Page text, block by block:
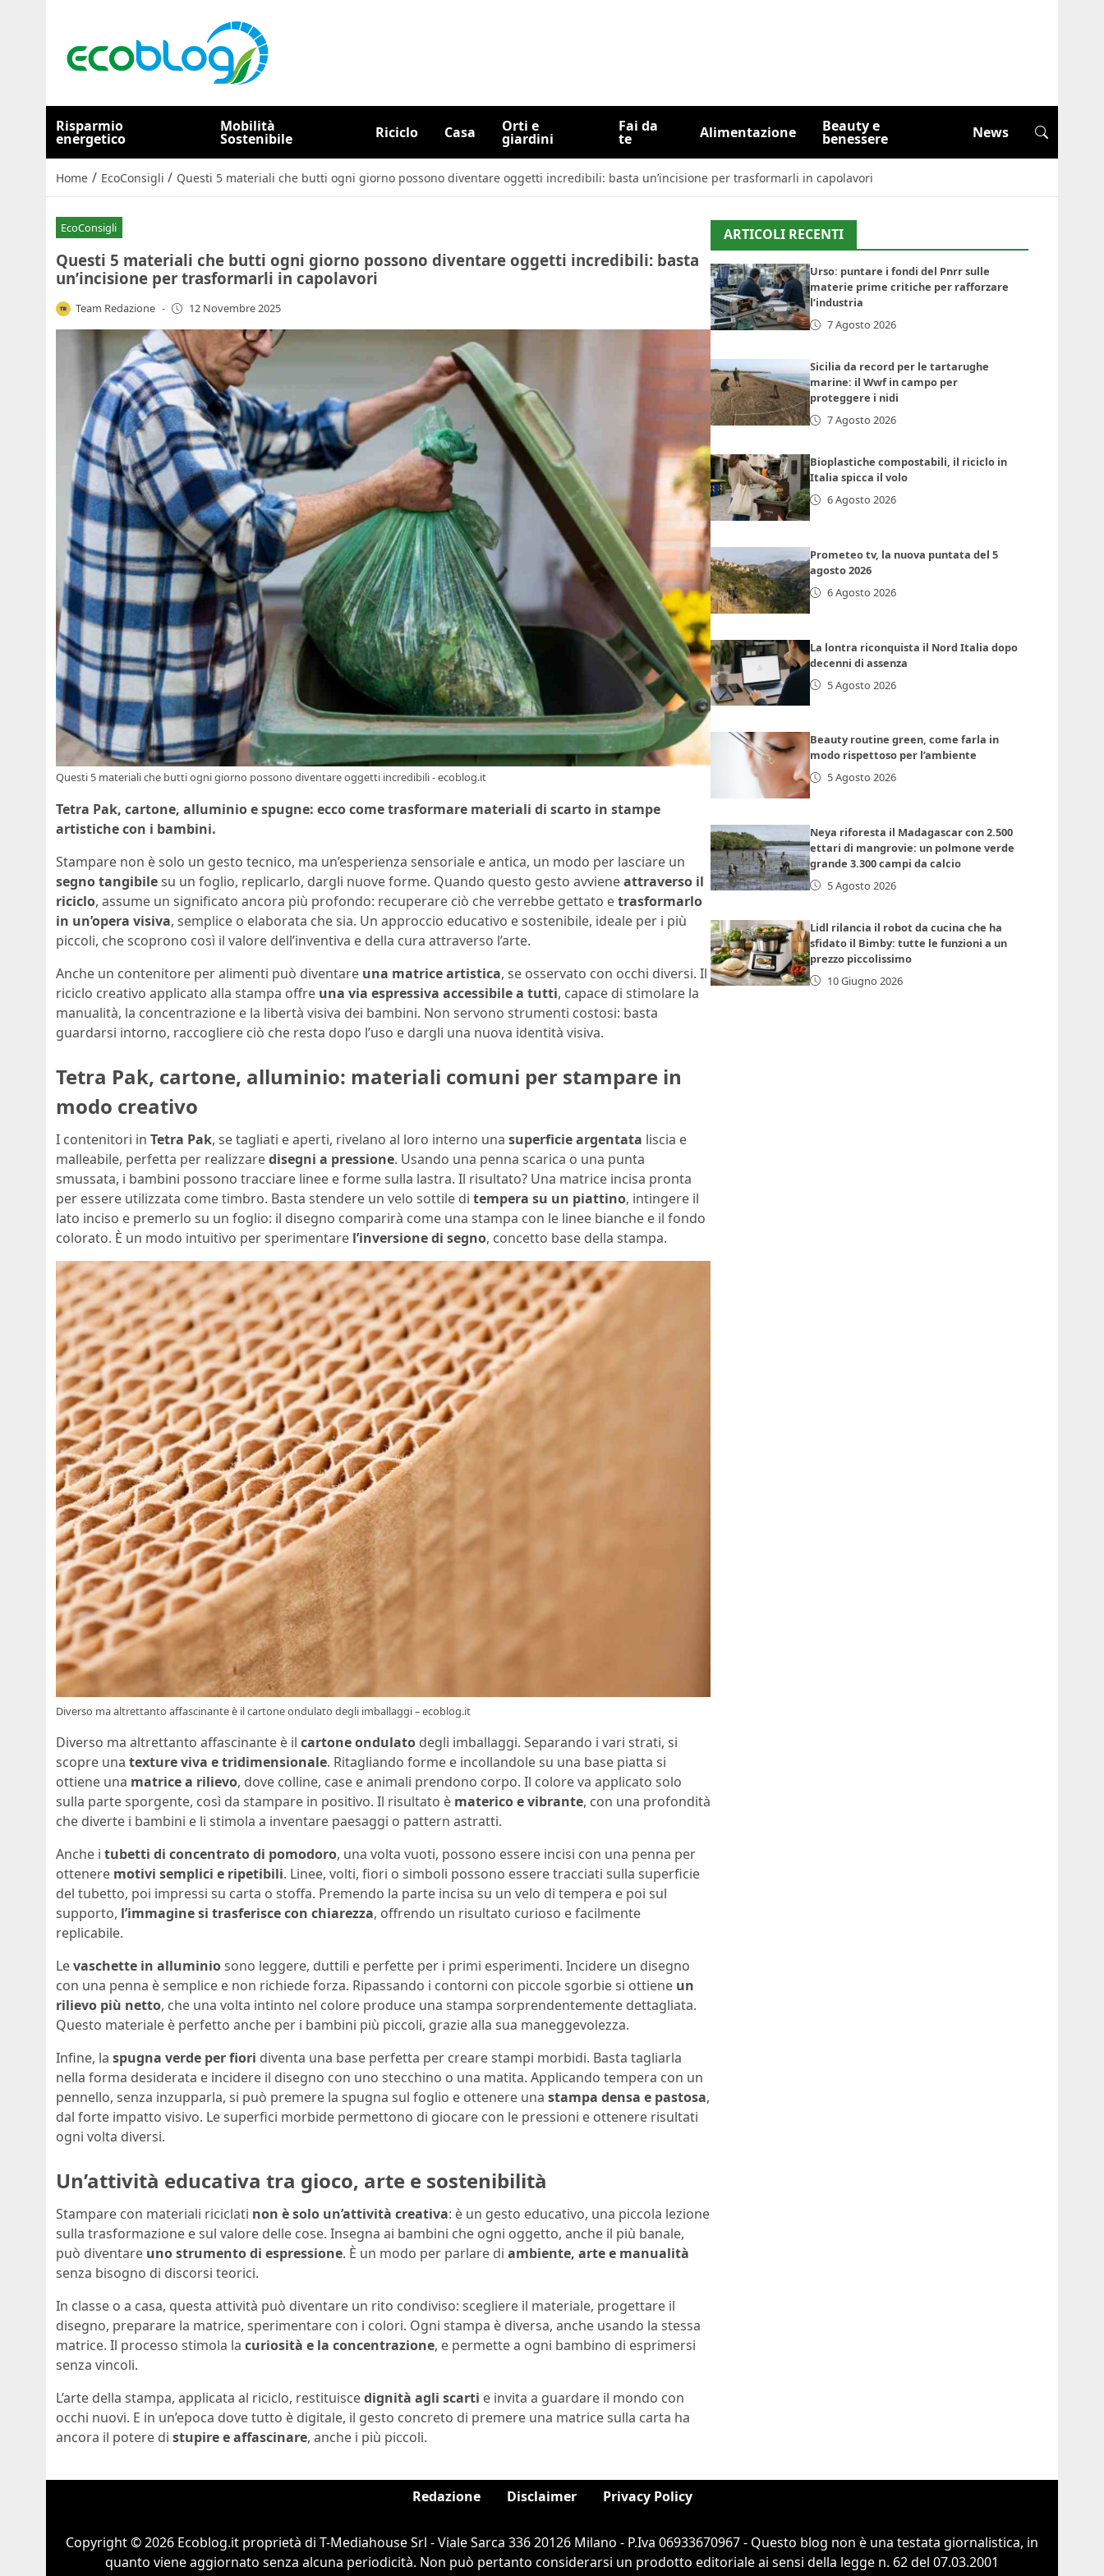
Risparmio
energetico
Mobilità
Sostenibile Riciclo Casa Orti e
giardini
Fai da
te Alimentazione Beauty e
benessere News
Home / EcoConsigli / Questi 5 materiali che butti ogni giorno possono diventare oggetti incredibili: basta un’incisione per trasformarli in capolavori
EcoConsigli
Questi 5 materiali che butti ogni giorno possono diventare oggetti incredibili: basta
un’incisione per trasformarli in capolavori
Team Redazione - 12 Novembre 2025
Questi 5 materiali che butti ogni giorno possono diventare oggetti incredibili - ecoblog.it
Tetra Pak, cartone, alluminio e spugne: ecco come trasformare materiali di scarto in stampe
artistiche con i bambini.
Stampare non è solo un gesto tecnico, ma un’esperienza sensoriale e antica, un modo per lasciare un
segno tangibilesu un foglio, replicarlo, dargli nuove forme. Quando questo gesto avvieneattraverso il
riciclo, assume un significato ancora più profondo: recuperare ciò che verrebbe gettato etrasformarlo
in un’opera visiva, semplice o elaborata che sia. Un approccio educativo e sostenibile, ideale per i più
piccoli, che scoprono così il valore dell’inventiva e della cura attraverso l’arte.
Anche un contenitore per alimenti può diventare una matrice artistica, se osservato con occhi diversi. Il
riciclo creativo applicato alla stampa offre una via espressiva accessibile a tutti, capace di stimolare la
manualità, la concentrazione e la libertà visiva dei bambini. Non servono strumenti costosi: basta
guardarsi intorno, raccogliere ciò che resta dopo l’uso e dargli una nuova identità visiva.
Tetra Pak, cartone, alluminio: materiali comuni per stampare in
modo creativo
I contenitori in Tetra Pak, se tagliati e aperti, rivelano al loro interno una superficie argentata liscia e
malleabile, perfetta per realizzaredisegni a pressione. Usando una penna scarica o una punta
smussata, i bambini possono tracciare linee e forme sulla lastra. Il risultato? Una matrice incisa pronta
per essere utilizzata come timbro. Basta stendere un velo sottile di tempera su un piattino, intingere il
lato inciso e premerlo su un foglio: il disegno comparirà come una stampa con le linee bianche e il fondo
colorato. È un modo intuitivo per sperimentare l’inversione di segno, concetto base della stampa.
Diverso ma altrettanto affascinante è il cartone ondulato degli imballaggi – ecoblog.it
Diverso ma altrettanto affascinante è il cartone ondulato degli imballaggi. Separando i vari strati, si
scopre una texture viva e tridimensionale. Ritagliando forme e incollandole su una base piatta si
ottiene una matrice a rilievo, dove colline, case e animali prendono corpo. Il colore va applicato solo
sulla parte sporgente, così da stampare in positivo. Il risultato è materico e vibrante, con una profondità
che diverte i bambini e li stimola a inventare paesaggi o pattern astratti.
Anche i tubetti di concentrato di pomodoro, una volta vuoti, possono essere incisi con una penna per
ottenere motivi semplici e ripetibili. Linee, volti, fiori o simboli possono essere tracciati sulla superficie
del tubetto, poi impressi su carta o stoffa. Premendo la parte incisa su un velo di tempera e poi sul
supporto, l’immagine si trasferisce con chiarezza, offrendo un risultato curioso e facilmente
replicabile.
Levaschette in alluminiosono leggere, duttili e perfette per i primi esperimenti. Incidere un disegno
con una penna è semplice e non richiede forza. Ripassando i contorni con piccole sgorbie si ottiene un
rilievo più netto, che una volta intinto nel colore produce una stampa sorprendentemente dettagliata.
Questo materiale è perfetto anche per i bambini più piccoli, grazie alla sua maneggevolezza.
Infine, la spugna verde per fiori diventa una base perfetta per creare stampi morbidi. Basta tagliarla
nella forma desiderata e incidere il disegno con uno stecchino o una matita. Applicando tempera con un
pennello, senza inzupparla, si può premere la spugna sul foglio e ottenere una stampa densa e pastosa,
dal forte impatto visivo. Le superfici morbide permettono di giocare con le pressioni e ottenere risultati
ogni volta diversi.
Un’attività educativa tra gioco, arte e sostenibilità
Stampare con materiali riciclati non è solo un’attività creativa: è un gesto educativo, una piccola lezione
sulla trasformazione e sul valore delle cose. Insegna ai bambini che ogni oggetto, anche il più banale,
può diventare uno strumento di espressione. È un modo per parlare di ambiente, arte e manualità
senza bisogno di discorsi teorici.
In classe o a casa, questa attività può diventare un rito condiviso: scegliere il materiale, progettare il
disegno, preparare la matrice, sperimentare con i colori. Ogni stampa è diversa, anche usando la stessa
matrice. Il processo stimola la curiosità e la concentrazione, e permette a ogni bambino di esprimersi
senza vincoli.
L’arte della stampa, applicata al riciclo, restituiscedignità agli scarti e invita a guardare il mondo con
occhi nuovi. E in un’epoca dove tutto è digitale, il gesto concreto di premere una matrice sulla carta ha
ancora il potere di stupire e affascinare, anche i più piccoli.
ARTICOLI RECENTI
Urso: puntare i fondi del Pnrr sulle
materie prime critiche per rafforzare
l’industria
7 Agosto 2026
Sicilia da record per le tartarughe
marine: il Wwf in campo per
proteggere i nidi
7 Agosto 2026
Bioplastiche compostabili, il riciclo in
Italia spicca il volo
6 Agosto 2026
Prometeo tv, la nuova puntata del 5
agosto 2026
6 Agosto 2026
La lontra riconquista il Nord Italia dopo
decenni di assenza
5 Agosto 2026
Beauty routine green, come farla in
modo rispettoso per l’ambiente
5 Agosto 2026
Neya riforesta il Madagascar con 2.500
ettari di mangrovie: un polmone verde
grande 3.300 campi da calcio
5 Agosto 2026
Lidl rilancia il robot da cucina che ha
sfidato il Bimby: tutte le funzioni a un
prezzo piccolissimo
10 Giugno 2026
Redazione Disclaimer Privacy Policy
Copyright © 2026 Ecoblog.it proprietà di T-Mediahouse Srl - Viale Sarca 336 20126 Milano - P.Iva 06933670967 - Questo blog non è una testata giornalistica, in
quanto viene aggiornato senza alcuna periodicità. Non può pertanto considerarsi un prodotto editoriale ai sensi della legge n. 62 del 07.03.2001